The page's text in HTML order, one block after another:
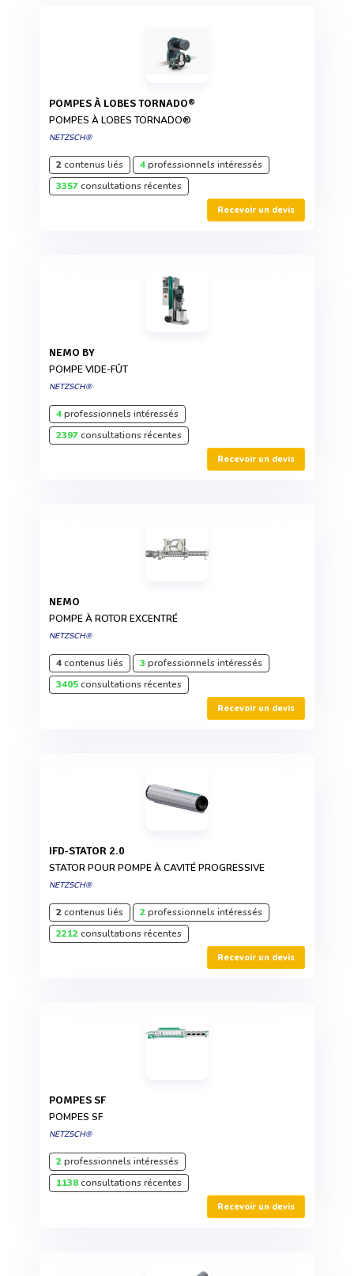
POMPES À LOBES TORNADO®
POMPES À LOBES TORNADO®
NETZSCH®
2contenus liés 4professionnels intéressés
3357consultations récentes
Recevoir un devis
NEMO BY
POMPE VIDE-FÛT
NETZSCH®
4professionnels intéressés
2397consultations récentes
Recevoir un devis
NEMO
POMPE À ROTOR EXCENTRÉ
NETZSCH®
4contenus liés 3 professionnels intéressés
3405consultations récentes
Recevoir un devis
IFD-STATOR 2.0
STATOR POUR POMPE À CAVITÉ PROGRESSIVE
NETZSCH®
2contenus liés 2professionnels intéressés
2212consultations récentes
Recevoir un devis
POMPES SF
POMPES SF
NETZSCH®
2professionnels intéressés
1138consultations récentes
Recevoir un devis